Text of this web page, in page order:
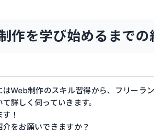
作を学び始めるまでの
Web制作のスキル習得から、フリーラ
詳しく伺っていきます。
！
をお願いできますか？